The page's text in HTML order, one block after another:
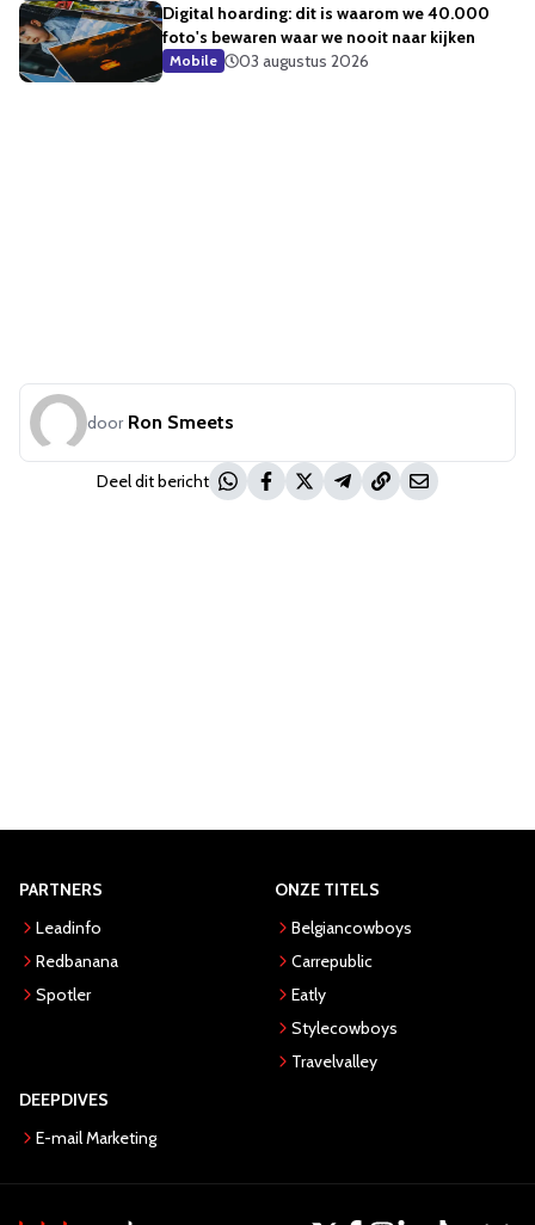
Digital hoarding: dit is waarom we 40.000
foto's bewaren waar we nooit naar kijken
Mobile 03 augustus 2026
door Ron Smeets
Deel dit bericht
PARTNERS
Leadinfo
Redbanana
Spotler
ONZE TITELS
Belgiancowboys
Carrepublic
Eatly
Stylecowboys
Travelvalley
DEEPDIVES
E-mail Marketing